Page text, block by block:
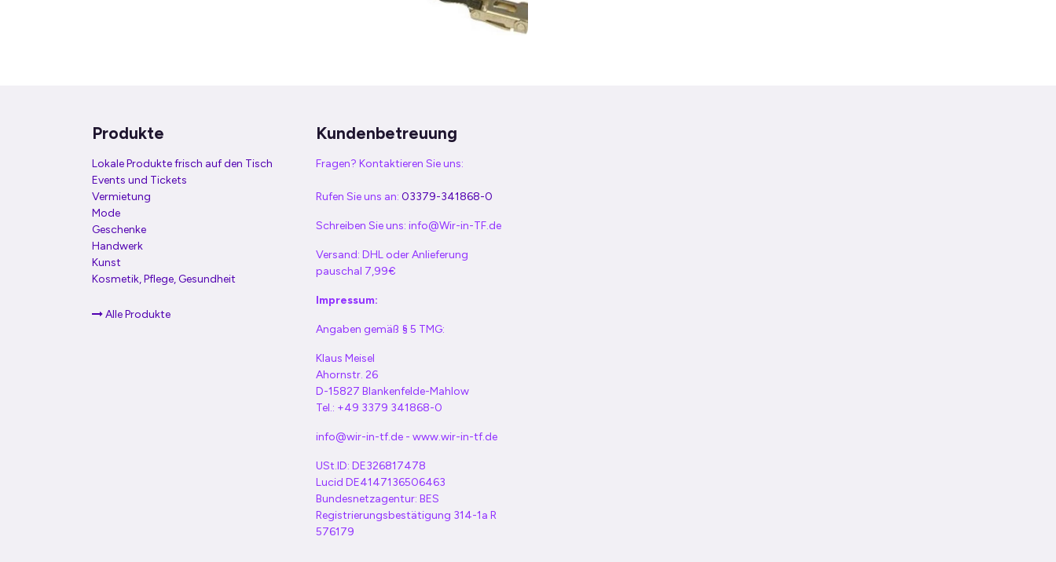
Produkte
Lokale Produkte frisch auf den Tisch
Events und Tickets
Vermietung
Mode
Geschenke
Handwerk
Kunst
Kosmetik, Pflege, Gesundheit
Alle Produkte
Kundenbetreuung
Fragen? Kontaktieren Sie uns:
Rufen Sie uns an: 03379-341868-0
Schreiben Sie uns: info@Wir-in-TF.de
Versand: DHL oder Anlieferung
pauschal 7,99€
Impressum:
Angaben gemäß § 5 TMG:
Klaus Meisel
Ahornstr. 26
D-15827 Blankenfelde-Mahlow
Tel.: +49 3379 341868-0
info@wir-in-tf.de - www.wir-in-tf.de
USt.ID: DE326817478
Lucid DE4147136506463
Bundesnetzagentur: BES
Registrierungsbestätigung 314-1a R
576179